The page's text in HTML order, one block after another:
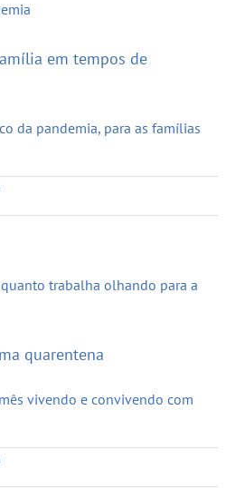
em tempos de
da pandemia, para as famílias
quarentena
vivendo e convivendo com